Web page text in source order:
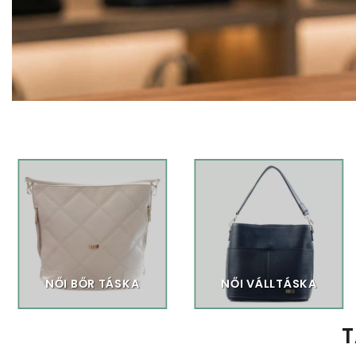
NŐI BŐR TÁSKA NŐI VÁLLTÁSKA